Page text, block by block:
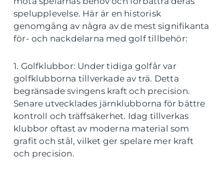
spelupplevelse. Här är en historisk
genomgång av några av de mest signifikanta
för- och nackdelarna med golf tillbehör:
1. Golfklubbor: Under tidiga golfår var
golfklubborna tillverkade av trä. Detta
begränsade svingens kraft och precision.
Senare utvecklades järnklubborna för bättre
kontroll och träffsäkerhet. Idag tillverkas
klubbor oftast av moderna material som
grafit och stål, vilket ger spelare mer kraft
och precision.